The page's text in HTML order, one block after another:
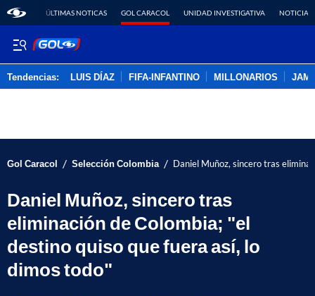
ÚLTIMAS NOTICAS GOL CARACOL UNIDAD INVESTIGATIVA NOTICIAS
Tendencias: LUIS DÍAZ FIFA-INFANTINO MILLONARIOS
Gol Caracol / Selección Colombia / Daniel Muñoz, sincero tras
Daniel Muñoz, sincero tras
eliminación de Colombia; "el
destino quiso que fuera así, lo
dimos todo"